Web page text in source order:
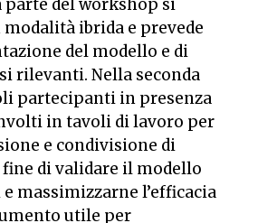
del workshop si
ibrida e prevede
del modello e di
rilevanti. Nella seconda
partecipanti in presenza
in tavoli di lavoro per
e condivisione di
di validare il modello
massimizzarne l’efficacia
utile per